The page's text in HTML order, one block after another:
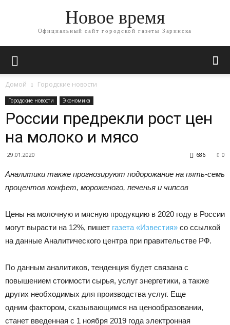
Новое время
Официальный сайт городской газеты Заринска
Домой Городские новости
Городские новости Экономика
России предрекли рост цен
на молоко и мясо
29.01.2020 0
686
Аналитики также прогнозируют подорожание на пять-семь
процентов конфет, мороженого, печенья и чипсов
Цены на молочную и мясную продукцию в 2020 году в России
могут вырасти на 12%, пишет газета «Известия» со ссылкой
на данные Аналитического центра при правительстве РФ.
По данным аналитиков, тенденция будет связана с
повышением стоимости сырья, услуг энергетики, а также
других необходимых для производства услуг. Еще
одним фактором, сказывающимся на ценообразовании,
станет введенная с 1 ноября 2019 года электронная